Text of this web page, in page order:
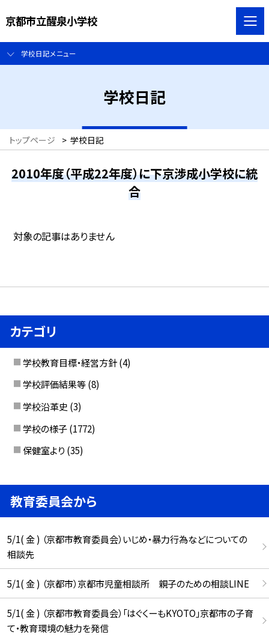
京都市立醒泉小学校
学校日記メニュー
学校日記
トップページ > 学校日記
2010年度（平成22年度）に下京渉成小学校に統
合
対象の記事はありません
カテゴリ
学校教育目標・経営方針 (4)
学校評価結果等 (8)
学校沿革史 (3)
学校の様子 (1772)
保健室より (35)
教育委員会から
5/1( 金 ) （京都市教育委員会）いじめ・暴力行為などについての
相談先
5/1( 金 ) （京都市）京都市児童相談所 親子のための相談LINE
5/1( 金 ) （京都市教育委員会）「はぐくーもKYOTO」京都市の子育
て・教育環境の魅力を発信